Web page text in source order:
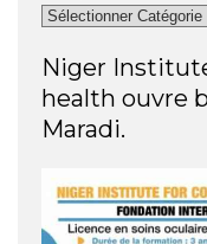
Niger
health ouvre
Maradi.